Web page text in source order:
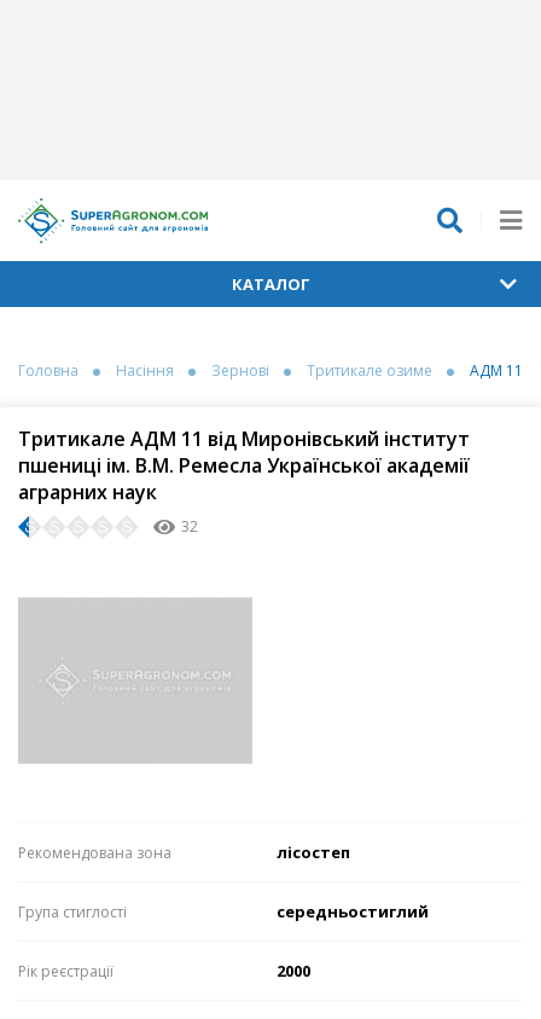
КАТАЛОГ
Головна Насіння Зернові Тритикале озиме АДМ 11
Тритикале АДМ 11 від Миронівський інститут
пшениці ім. В.М. Ремесла Української академії
аграрних наук
32
Рекомендована зона лісостеп
Група стиглості середньостиглий
Рік реєстрації 2000